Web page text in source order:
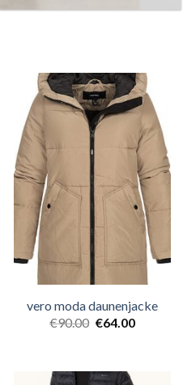
vero moda daunenjacke
€90.00 €64.00